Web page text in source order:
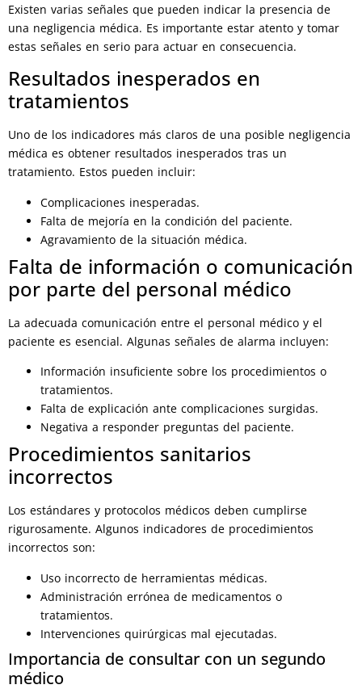
Existen varias señales que pueden indicar la presencia de
una negligencia médica. Es importante estar atento y tomar
estas señales en serio para actuar en consecuencia.
Resultados inesperados en
tratamientos
Uno de los indicadores más claros de una posible negligencia
médica es obtener resultados inesperados tras un
tratamiento. Estos pueden incluir:
Complicaciones inesperadas.
Falta de mejoría en la condición del paciente.
Agravamiento de la situación médica.
Falta de información o comunicación
por parte del personal médico
La adecuada comunicación entre el personal médico y el
paciente es esencial. Algunas señales de alarma incluyen:
Información insuficiente sobre los procedimientos o
tratamientos.
Falta de explicación ante complicaciones surgidas.
Negativa a responder preguntas del paciente.
Procedimientos sanitarios
incorrectos
Los estándares y protocolos médicos deben cumplirse
rigurosamente. Algunos indicadores de procedimientos
incorrectos son:
Uso incorrecto de herramientas médicas.
Administración errónea de medicamentos o
tratamientos.
Intervenciones quirúrgicas mal ejecutadas.
Importancia de consultar con un segundo
médico